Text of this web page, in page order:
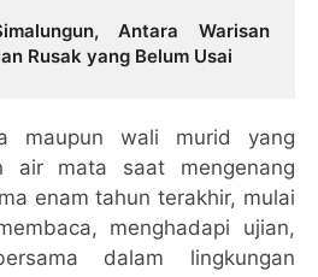
Antara Warisan
Rusak yang Belum Usai
maupun wali murid yang
air mata saat mengenang
enam tahun terakhir, mulai
menghadapi ujian,
dalam lingkungan